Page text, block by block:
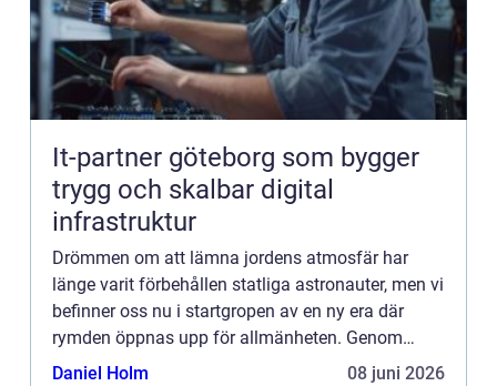
It-partner göteborg som bygger
trygg och skalbar digital
infrastruktur
Drömmen om att lämna jordens atmosfär har
länge varit förbehållen statliga astronauter, men vi
befinner oss nu i startgropen av en ny era där
rymden öppnas upp för allmänheten. Genom
banbrytande tekn...
Daniel Holm 08 juni 2026